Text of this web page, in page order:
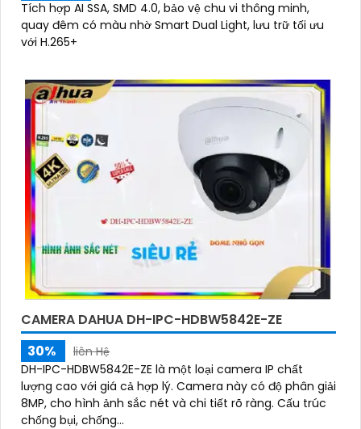
Tích hợp AI SSA, SMD 4.0, bảo vệ chu vi thông minh,
quay đêm có màu nhờ Smart Dual Light, lưu trữ tối ưu
với H.265+
CAMERA DAHUA DH-IPC-HDBW5842E-ZE
30%
liên Hệ
DH-IPC-HDBW5842E-ZE là một loại camera IP chất
lượng cao với giá cả hợp lý. Camera này có độ phân giải
8MP, cho hình ảnh sắc nét và chi tiết rõ ràng. Cấu trúc
chống bụi, chống...